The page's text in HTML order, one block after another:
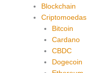
Blockchain
Criptomoedas
Bitcoin
Cardano
CBDC
Dogecoin